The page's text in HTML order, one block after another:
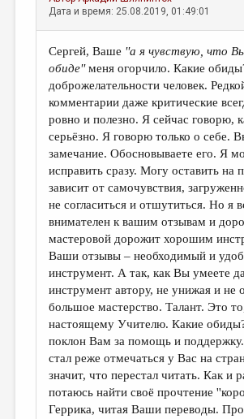
Дата и время: 25.08.2019, 01:49:01
Сергей, Ваше ''а я чувствую, что
обиде''меня огорчило. Какие
доброжелательности человек.
комментарии даже критические
ровно и полезно. Я сейчас говорю,
серьёзно. Я говорю только о себе.
замечание. Обосновываете его. Я
исправить сразу. Могу оставить на
зависит от самочувствия,
не согласиться и отшутиться. Но я
внимателен к вашим отзывам и
мастеровой дорожит хорошим
Ваши отзывы – необходимый и
инструмент. А так, как Вы умеете
инструмент автору, не унижая и не
большое мастерство. Талант. Это
настоящему Учителю. Какие
поклон Вам за помощь и
стал реже отмечаться у Вас на
значит, что перестал читать. Как и
потаюсь найти своё прочтение
Геррика, читая Ваши переводы.